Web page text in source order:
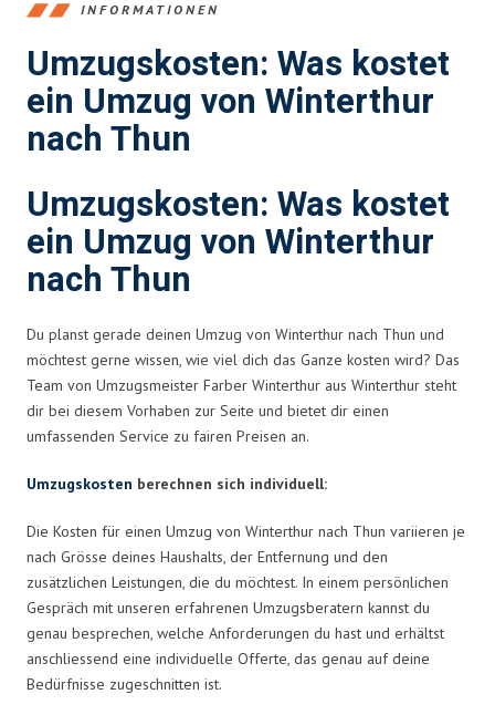
INFORMATIONEN
Umzugskosten: Was kostet
ein Umzug von Winterthur
nach Thun
Umzugskosten: Was kostet
ein Umzug von Winterthur
nach Thun
Du planst gerade deinen Umzug von Winterthur nach Thun und
möchtest gerne wissen, wie viel dich das Ganze kosten wird? Das
Team von Umzugsmeister Farber Winterthur aus Winterthur steht
dir bei diesem Vorhaben zur Seite und bietet dir einen
umfassenden Service zu fairen Preisen an.
Umzugskosten berechnen sich individuell:
Die Kosten für einen Umzug von Winterthur nach Thun variieren je
nach Grösse deines Haushalts, der Entfernung und den
zusätzlichen Leistungen, die du möchtest. In einem persönlichen
Gespräch mit unseren erfahrenen Umzugsberatern kannst du
genau besprechen, welche Anforderungen du hast und erhältst
anschliessend eine individuelle Offerte, das genau auf deine
Bedürfnisse zugeschnitten ist.